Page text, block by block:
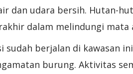
dan udara bersih. Hutan-
dalam melindungi
sudah berjalan di kawasan
burung. Aktivitas